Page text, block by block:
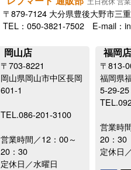
〒879-7124 大分県豊後大野市三
TEL：050-3821-7502 E-mail：
岡山店
〒703-8221
岡山県岡山市中区長岡
601-1
TEL.086-201-3100
営業時間／12：00～
20：30
定休日／水曜日
福岡店
〒813-
福岡県
5-29-25
営業時
20：30
定休日